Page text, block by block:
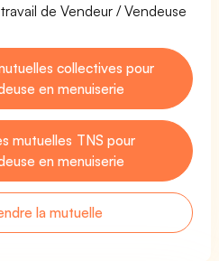
de Vendeur / Vendeuse
collectives pour
en menuiserie
mutuelles TNS pour
en menuiserie
la mutuelle